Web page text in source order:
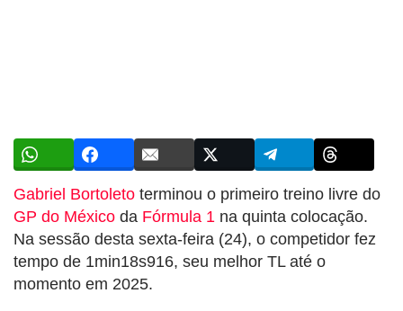
Gabriel Bortoleto terminou o primeiro treino livre do
GP do México da Fórmula 1 na quinta colocação.
Na sessão desta sexta-feira (24), o competidor fez
tempo de 1min18s916, seu melhor TL até o
momento em 2025.